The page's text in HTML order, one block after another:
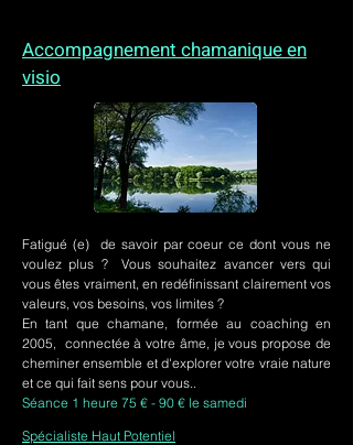
Accompagnement chamanique en
visio
Fatigué (e) de savoir par coeur ce dont vous ne
voulez plus ? Vous souhaitez avancer vers qui
vous êtes vraiment, en redéfinissant clairement vos
valeurs, vos besoins, vos limites ?
En tant que chamane, formée au coaching en
2005, connectée à votre âme, je vous propose de
cheminer ensemble et d'explorer votre vraie nature
et ce qui fait sens pour vous..
Séance 1 heure 75 € - 90 € le samedi
Spécialiste Haut Potentiel